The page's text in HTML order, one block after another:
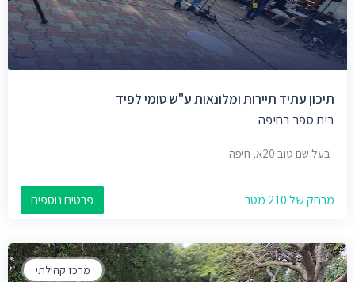
תיכון עתיד תיירות ומלונאות ע"ש טומי לפיד
בית ספר בחיפה
בעל שם טוב 20א, חיפה
מרחק של 210 מטר פרטים נוספים
מרכז קהילתי